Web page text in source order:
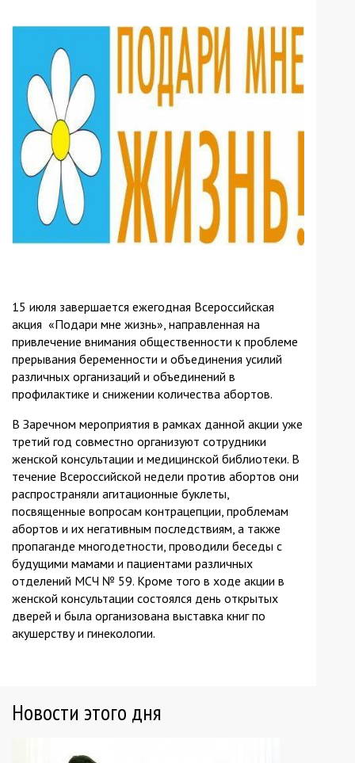
15 июля завершается ежегодная Всероссийская
акция «Подари мне жизнь», направленная на
привлечение внимания общественности к проблеме
прерывания беременности и объединения усилий
различных организаций и объединений в
профилактике и снижении количества абортов.
В Заречном мероприятия в рамках данной акции уже
третий год совместно организуют сотрудники
женской консультации и медицинской библиотеки. В
течение Всероссийской недели против абортов они
распространяли агитационные буклеты,
посвященные вопросам контрацепции, проблемам
абортов и их негативным последствиям, а также
пропаганде многодетности, проводили беседы с
будущими мамами и пациентами различных
отделений МСЧ № 59. Кроме того в ходе акции в
женской консультации состоялся день открытых
дверей и была организована выставка книг по
акушерству и гинекологии.
Новости этого дня